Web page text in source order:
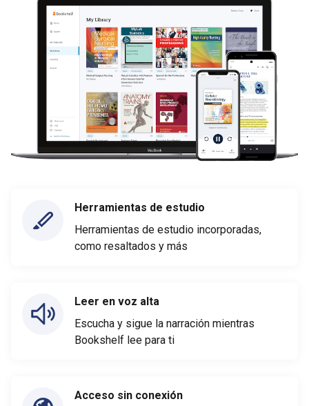
Herramientas de estudio
Herramientas de estudio incorporadas,
como resaltados y más
Leer en voz alta
Escucha y sigue la narración mientras
Bookshelf lee para ti
Acceso sin conexión